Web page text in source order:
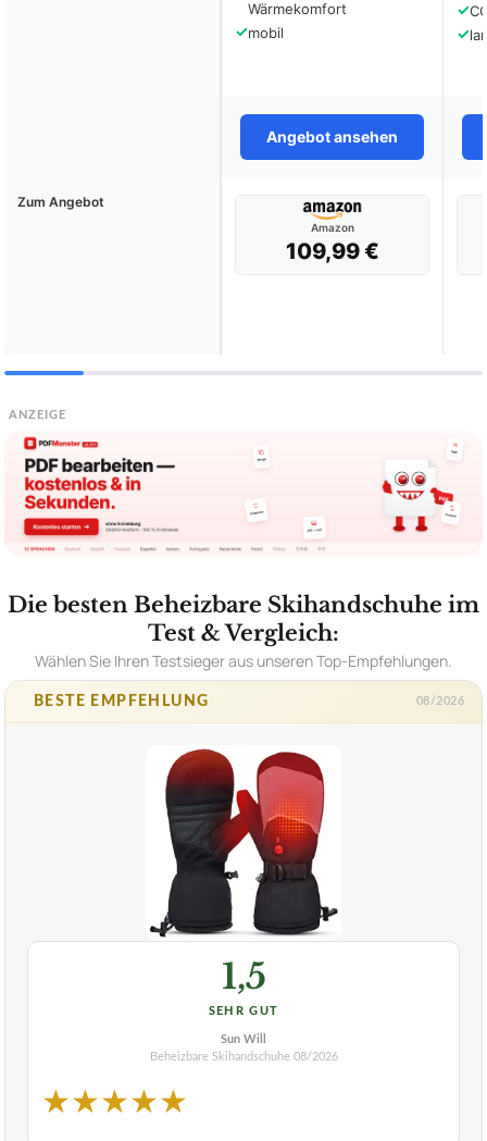
Wärmekomfort
✓mobil
✓
✓
Angebot ansehen
Zum Angebot
Amazon
109,99 €
ANZEIGE
Die besten Beheizbare Skihandschuhe im
Test & Vergleich:
Wählen Sie Ihren Testsieger aus unseren Top-Empfehlungen.
BESTE EMPFEHLUNG 08/2026
1,5
SEHR GUT
Sun Will
Beheizbare Skihandschuhe 08/2026
★★★★★